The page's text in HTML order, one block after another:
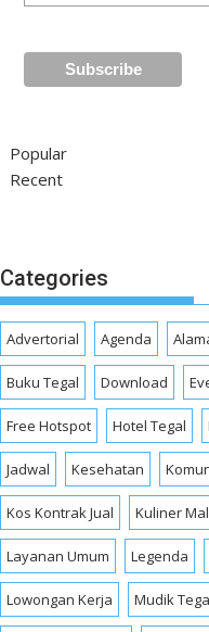
Popular
Recent
Categories
Advertorial Agenda
Buku Tegal Download
Free Hotspot Hotel Tegal
Jadwal Kesehatan
Kos Kontrak Jual Kuliner
Layanan Umum Legenda
Lowongan Kerja Mudik